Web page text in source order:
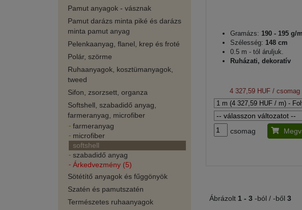
Pamut anyagok - vásznak
Pamut darázs minta piké és darázs
minta pamut anyag
Pelenkaanyag, flanel, krep és froté
Polár, szörme
Ruhaanyagok, kosztümanyagok,
tweed
Sifon, zsorzsett, organza
Softshell, szabadidő anyag,
farmeranyag, microfiber
farmeranyag
microfiber
softshell
szabadidő anyag
Árkedvezmény (5)
Sötétítő anyagok és fűggönyök
Szatén és pamutszatén
Természetes ruhaanyagok
Gramázs: 190 - 195 g/
Szélesség: 148 cm
0.5 m - tól áruljuk.
Ruházati, dekoratív
4 327,59 HUF / csomag
csomag
Ábrázolt 1 - 3 -ból / -ből 3